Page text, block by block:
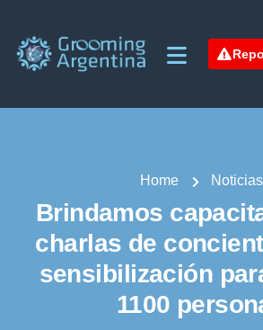
Home Noticias
Brindamos
charlas de
sensibilización
1100